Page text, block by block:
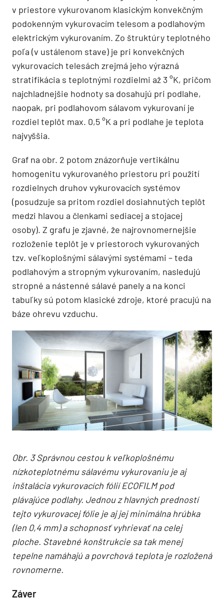
v priestore vykurovanom klasickým konvekčným
podokenným vykurovacím telesom a podlahovým
elektrickým vykurovaním. Zo štruktúry teplotného
poľa (v ustálenom stave) je pri konvekčných
vykurovacích telesách zrejmá jeho výrazná
stratifikácia s teplotnými rozdielmi až 3 °K, pričom
najchladnejšie hodnoty sa dosahujú pri podlahe,
naopak, pri podlahovom sálavom vykurovaní je
rozdiel teplôt max. 0,5 °K a pri podlahe je teplota
najvyššia.
Graf na obr. 2 potom znázorňuje vertikálnu
homogenitu vykurovaného priestoru pri použití
rozdielnych druhov vykurovacích systémov
(posudzuje sa pritom rozdiel dosiahnutých teplôt
medzi hlavou a členkami sediacej a stojacej
osoby). Z grafu je zjavné, že najrovnomernejšie
rozloženie teplôt je v priestoroch vykurovaných
tzv. veľkoplošnými sálavými systémami – teda
podlahovým a stropným vykurovaním, nasledujú
stropné a nástenné sálavé panely a na konci
tabuľky sú potom klasické zdroje, ktoré pracujú na
báze ohrevu vzduchu.
Obr. 3 Správnou cestou k veľkoplošnému
nízkoteplotnému sálavému vykurovaniu je aj
inštalácia vykurovacích fólií ECOFILM pod
plávajúce podlahy. Jednou z hlavných predností
tejto vykurovacej fólie je aj jej minimálna hrúbka
(len 0,4 mm) a schopnosť vyhrievať na celej
ploche. Stavebné konštrukcie sa tak menej
tepelne namáhajú a povrchová teplota je rozložená
rovnomerne.
Záver